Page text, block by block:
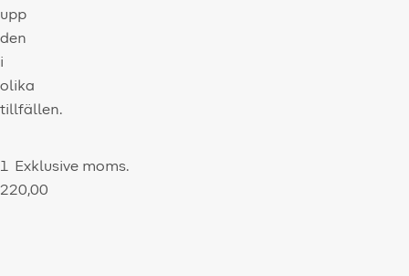
upp
den
i
olika
tillfällen.
1
220,00
Exklusive moms.